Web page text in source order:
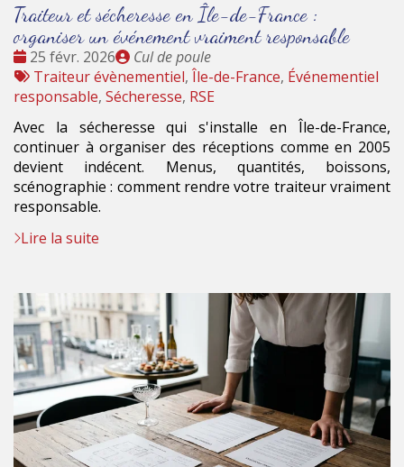
Traiteur et sécheresse en Île-de-France :
organiser un événement vraiment responsable
Date
:
25 févr. 2026
Publié
par
Cul de poule
Tags
:
Traiteur évènementiel, Île-de-France, Événementiel
responsable, Sécheresse, RSE
Avec la sécheresse qui s'installe en Île-de-France,
continuer à organiser des réceptions comme en 2005
devient indécent. Menus, quantités, boissons,
scénographie : comment rendre votre traiteur vraiment
responsable.
Lire la suite